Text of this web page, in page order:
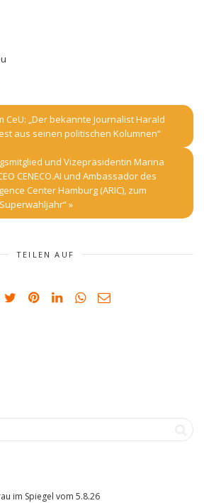
CeU: „Der bekannte Journalist Harald
aus seinen politischen Kolumnen“
und Vizepräsidentin Marina
CENECO.AI und Ambassador des
Center Hamburg (ARIC), zum
»
TEILEN AUF
im Spiegel vom 5.8.26